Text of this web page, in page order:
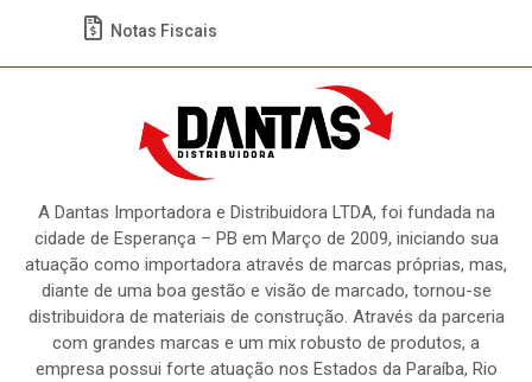
Notas Fiscais
A Dantas Importadora e Distribuidora LTDA, foi fundada na
cidade de Esperança – PB em Março de 2009, iniciando sua
atuação como importadora através de marcas próprias, mas,
diante de uma boa gestão e visão de marcado, tornou-se
distribuidora de materiais de construção. Através da parceria
com grandes marcas e um mix robusto de produtos, a
empresa possui forte atuação nos Estados da Paraíba, Rio